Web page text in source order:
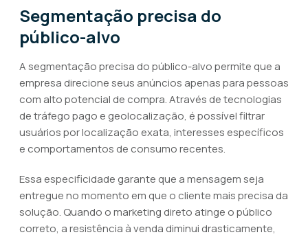
Segmentação precisa do
público-alvo
A segmentação precisa do público-alvo permite que a
empresa direcione seus anúncios apenas para pessoas
com alto potencial de compra. Através de tecnologias
de tráfego pago e geolocalização, é possível filtrar
usuários por localização exata, interesses específicos
e comportamentos de consumo recentes.
Essa especificidade garante que a mensagem seja
entregue no momento em que o cliente mais precisa da
solução. Quando o marketing direto atinge o público
correto, a resistência à venda diminui drasticamente,